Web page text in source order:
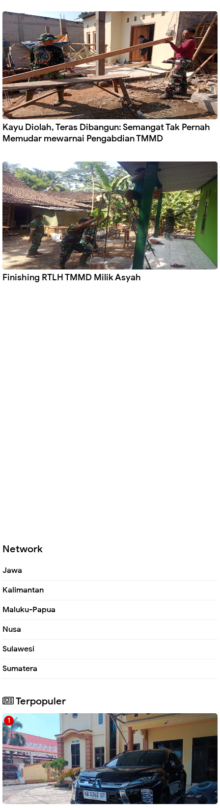
Kayu Diolah, Teras Dibangun: Semangat Tak Pernah
Memudar mewarnai Pengabdian TMMD
Finishing RTLH TMMD Milik Asyah
Network
Jawa
Kalimantan
Maluku-Papua
Nusa
Sulawesi
Sumatera
Terpopuler